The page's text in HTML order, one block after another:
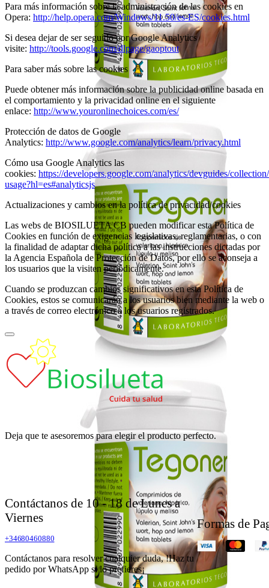
Para más información sobre la administración de las cookies en
Opera: http://help.opera.com/Windows/11.50/es-ES/cookies.html
Si desea dejar de ser seguido por Google Analytics
visite: http://tools.google.com/dlpage/gaoptout
Para saber más sobre las cookies
Puede obtener más información sobre la publicidad online basada en
el comportamiento y la privacidad online en el siguiente
enlace: http://www.youronlinechoices.com/es/
Protección de datos de Google
Analytics: http://www.google.com/analytics/learn/privacy.html
Cómo usa Google Analytics las
cookies: https://developers.google.com/analytics/devguides/
usage?hl=es#analyticsjs
Actualizaciones y cambios en la política de privacidad/cookies
Las webs de BIOSILUETA CB pueden modificar esta Política de
Cookies en función de exigencias legislativas, reglamentarias, o con
la finalidad de adaptar dicha política a las instrucciones dictadas por
la Agencia Española de Protección de Datos, por ello se aconseja a
los usuarios que la visiten periódicamente.
Cuando se produzcan cambios significativos en esta Política de
Cookies, estos se comunicarán a los usuarios bien mediante la web o
a través de correo electrónico a los usuarios registrados.
Deja que te asesoremos para elegir el producto perfecto.
Contáctanos de 10 - 18 de Lunes a
Viernes
+34680460880
Contáctanos para resolver cualquier duda, !Haz tu
pedido por WhatsApp si lo prefieres¡
Formas de